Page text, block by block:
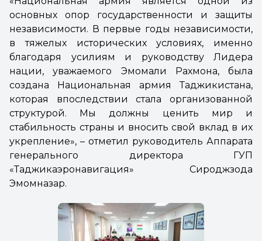
основных опор государственности и защиты
независимости. В первые годы независимости,
в тяжелых исторических условиях, именно
благодаря усилиям и руководству Лидера
нации, уважаемого Эмомали Рахмона, была
создана Национальная армия Таджикистана,
которая впоследствии стала организованной
структурой. Мы должны ценить мир и
стабильность страны и вносить свой вклад в их
укрепление», – отметил руководитель Аппарата
генерального директора ГУП
«Таджикаэронавигация» Сироджзода
Эмомназар.